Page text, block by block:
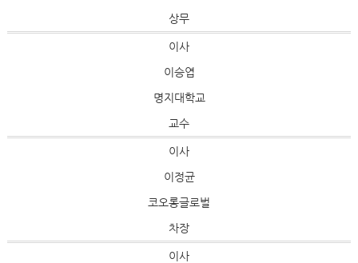
상무
이사
이승엽
명지대학교
교수
이사
이정균
코오롱글로벌
차장
이사